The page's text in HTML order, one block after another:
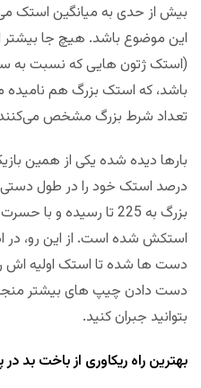
بیش از حدی به میانگین استک
این موضوع باشد. هیچ جا بیشتر
(استک ژتون هایی که نسبت به
باشد، که استک بزرگ هم
تعداد شرط بزرگ مشخص می‌کنند)
بزرگ به 225 تا رسیده
استکش شده است. از این رو، در
دست ها شده تا استک اولیه اش را
دست دادن چیپ های بیشتر
بتوانید جبران کنید.
بهترین راه ریکاوری از باخت بد در